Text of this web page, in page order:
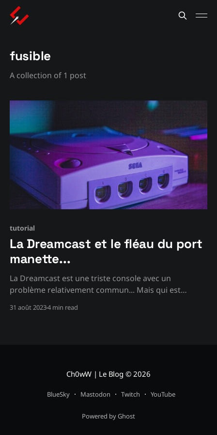
fusible
A collection of 1 post
tutorial
La Dreamcast et le fléau du port
manette...
La Dreamcast est une triste console avec un
problème relativement commun... Mais qui est
les bons outils...
31 août 20234 min read
Ch0wW | Le Blog © 2026
BlueSky Mastodon Twitch YouTube
Powered by Ghost